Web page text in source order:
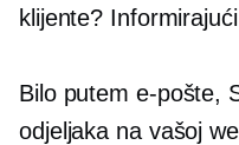
klijente?
Bilo putem e-pošte,
odjeljaka na vašoj